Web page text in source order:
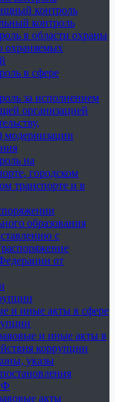
контроль
контроль
в области охраны
охраняемых
в сфере
за исполнением
организацией
модернизации
на
городском
транспорте и в
образования
с
от
и иные акты в сфере
и иные акты в
коррупции
указы
акты